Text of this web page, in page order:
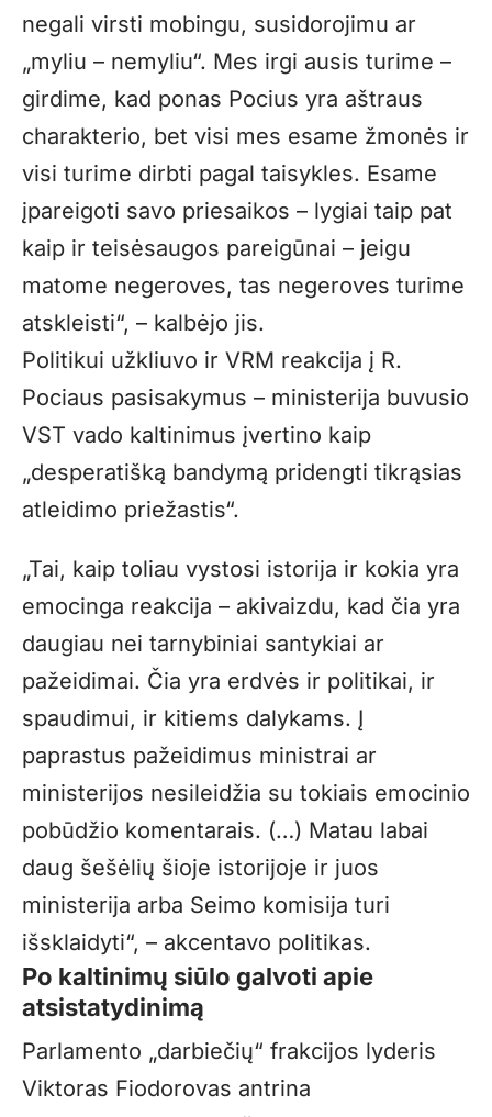
negali virsti mobingu, susidorojimu ar
„myliu – nemyliu“. Mes irgi ausis turime –
girdime, kad ponas Pocius yra aštraus
charakterio, bet visi mes esame žmonės ir
visi turime dirbti pagal taisykles. Esame
įpareigoti savo priesaikos – lygiai taip pat
kaip ir teisėsaugos pareigūnai – jeigu
matome negeroves, tas negeroves turime
atskleisti“, – kalbėjo jis.
Politikui užkliuvo ir VRM reakcija į R.
Pociaus pasisakymus – ministerija buvusio
VST vado kaltinimus įvertino kaip
„desperatišką bandymą pridengti tikrąsias
atleidimo priežastis“.
„Tai, kaip toliau vystosi istorija ir kokia yra
emocinga reakcija – akivaizdu, kad čia yra
daugiau nei tarnybiniai santykiai ar
pažeidimai. Čia yra erdvės ir politikai, ir
spaudimui, ir kitiems dalykams. Į
paprastus pažeidimus ministrai ar
ministerijos nesileidžia su tokiais emocinio
pobūdžio komentarais. (…) Matau labai
daug šešėlių šioje istorijoje ir juos
ministerija arba Seimo komisija turi
išsklaidyti“, – akcentavo politikas.
Po kaltinimų siūlo galvoti apie
atsistatydinimą
Parlamento „darbiečių“ frakcijos lyderis
Viktoras Fiodorovas antrina